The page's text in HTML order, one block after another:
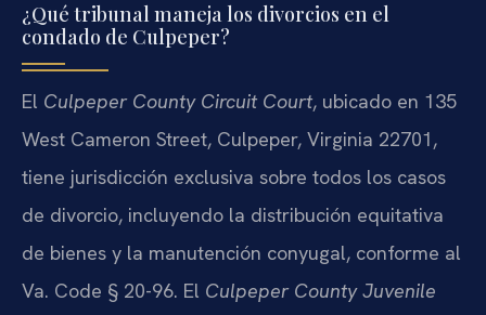
¿Qué tribunal maneja los divorcios en el
condado de Culpeper?
El Culpeper County Circuit Court, ubicado en 135
West Cameron Street, Culpeper, Virginia 22701,
tiene jurisdicción exclusiva sobre todos los casos
de divorcio, incluyendo la distribución equitativa
de bienes y la manutención conyugal, conforme al
Va. Code § 20-96. El Culpeper County Juvenile